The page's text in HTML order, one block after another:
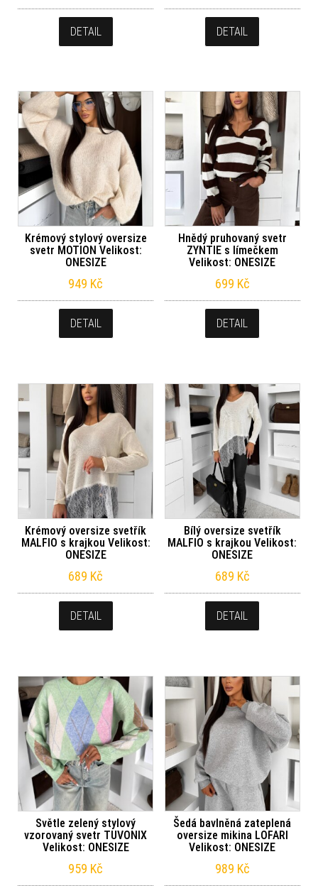
DETAIL DETAIL
Krémový stylový oversize
svetr MOTION Velikost:
ONESIZE
949 Kč
DETAIL
Hnědý pruhovaný svetr
ZYNTIE s límečkem
Velikost: ONESIZE
699 Kč
DETAIL
Krémový oversize svetřík
MALFIO s krajkou Velikost:
ONESIZE
689 Kč
DETAIL
Bílý oversize svetřík
MALFIO s krajkou Velikost:
ONESIZE
689 Kč
DETAIL
Světle zelený stylový
vzorovaný svetr TUVONIX
Velikost: ONESIZE
959 Kč
Šedá bavlněná zateplená
oversize mikina LOFARI
Velikost: ONESIZE
989 Kč